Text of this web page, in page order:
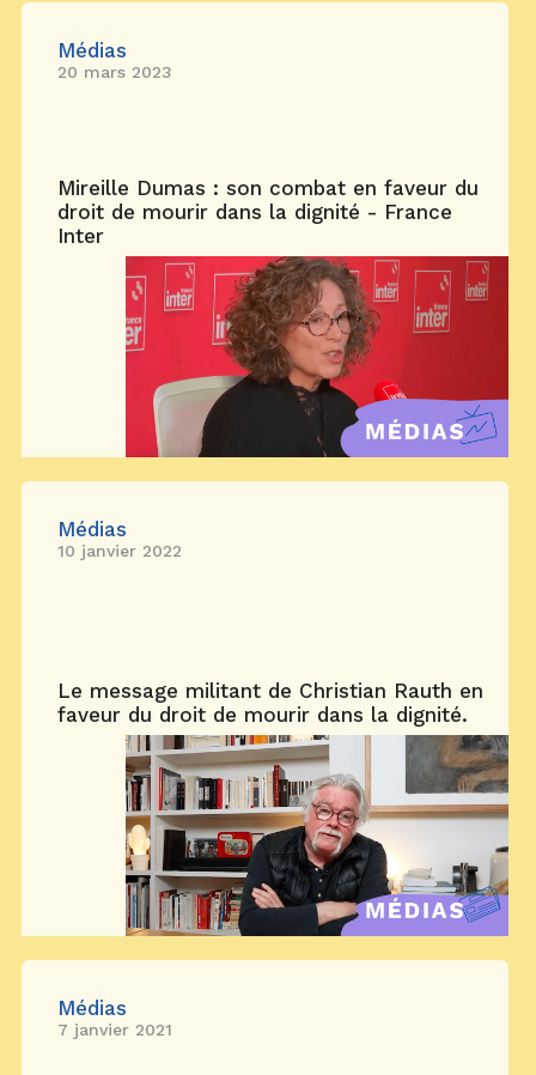
Médias
20 mars 2023
Mireille Dumas : son combat en faveur du
droit de mourir dans la dignité - France
Inter
Médias
10 janvier 2022
Le message militant de Christian Rauth en
faveur du droit de mourir dans la dignité.
Médias
7 janvier 2021